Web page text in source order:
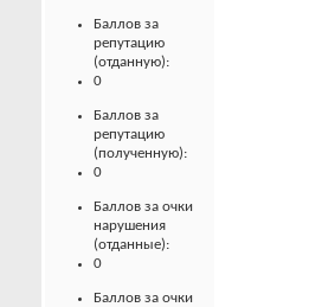
Баллов за
репутацию
(отданную):
0
Баллов за
репутацию
(полученную):
0
Баллов за очки
нарушения
(отданные):
0
Баллов за очки